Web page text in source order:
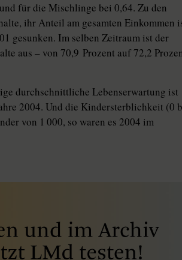
für die Mischlinge bei 0,64. Zu den
ihr Anteil am gesamten Einkommen
gesunken. Im selben Zeitraum ist der
aus – von 70,9 Prozent auf 72,2
durchschnittliche Lebenserwartung ist
2004. Und die Kindersterblichkeit (0
von 1 000, so waren es 2004 im